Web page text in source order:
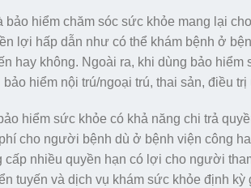
bảo hiểm chăm sóc sức khỏe mang lại
lợi hấp dẫn như có thể khám bệnh ở
hay không. Ngoài ra, khi dùng bảo
bảo hiểm nội trú/ngoại trú, thai sản, điều
hiểm sức khỏe có khả năng chi trả
cho người bệnh dù ở bệnh viện công
cấp nhiều quyền hạn có lợi cho người
tuyến và dịch vụ khám sức khỏe định